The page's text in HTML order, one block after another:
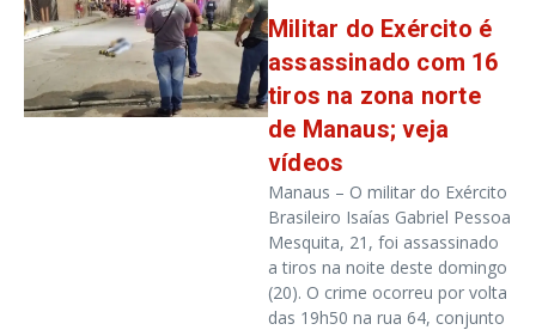
Militar do Exército é
assassinado com 16
tiros na zona norte
de Manaus; veja
vídeos
Manaus – O militar do Exército
Brasileiro Isaías Gabriel Pessoa
Mesquita, 21, foi assassinado
a tiros na noite deste domingo
(20). O crime ocorreu por volta
das 19h50 na rua 64, conjunto